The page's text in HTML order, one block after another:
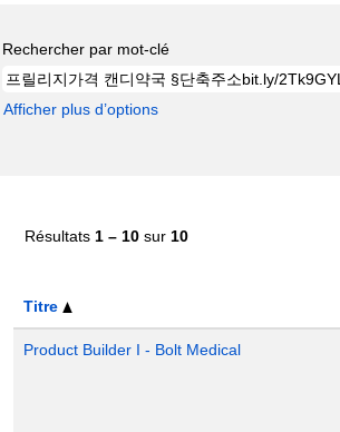
Rechercher par mot-clé
Afficher plus d’options
Résultats 1 – 10 sur 10
Titre
Product Builder I - Bolt Medical